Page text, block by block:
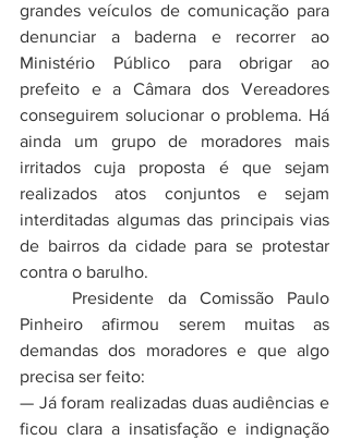
grandes veículos de comunicação para
denunciar a baderna e recorrer ao
Ministério Público para obrigar ao
prefeito e a Câmara dos Vereadores
conseguirem solucionar o problema. Há
ainda um grupo de moradores mais
irritados cuja proposta é que sejam
realizados atos conjuntos e sejam
interditadas algumas das principais vias
de bairros da cidade para se protestar
contra o barulho.
Pinheiro afirmou serem muitas as
demandas dos moradores e que algo
precisa ser feito:
— Já foram realizadas duas audiências e
ficou clara a insatisfação e indignação